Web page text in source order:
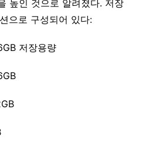
높인 것으로 알려졌다. 저장
으로 구성되어 있다:
저장용량